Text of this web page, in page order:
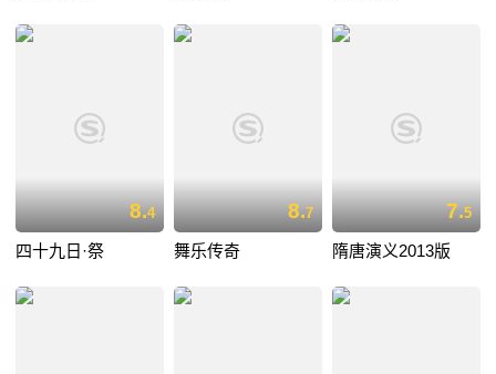
8.4
四十九日·祭
8.7
舞乐传奇
7.5
隋唐演义2013版